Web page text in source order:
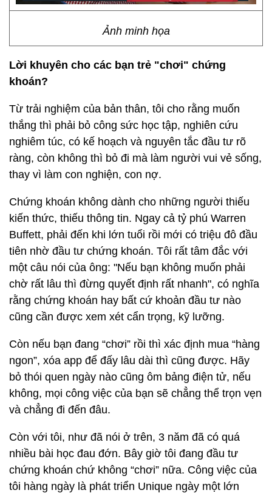
Ảnh minh họa
Lời khuyên cho các bạn trẻ "chơi" chứng
khoán?
Từ trải nghiệm của bản thân, tôi cho rằng muốn
thắng thì phải bỏ công sức học tập, nghiên cứu
nghiêm túc, có kế hoạch và nguyên tắc đầu tư rõ
ràng, còn không thì bỏ đi mà làm người vui vẻ sống,
thay vì làm con nghiện, con nợ.
Chứng khoán không dành cho những người thiếu
kiến thức, thiếu thông tin. Ngay cả tỷ phú Warren
Buffett, phải đến khi lớn tuổi rồi mới có triệu đô đầu
tiên nhờ đầu tư chứng khoán. Tôi rất tâm đắc với
một câu nói của ông: "Nếu bạn không muốn phải
chờ rất lâu thì đừng quyết định rất nhanh", có nghĩa
rằng chứng khoán hay bất cứ khoản đầu tư nào
cũng cần được xem xét cẩn trọng, kỹ lưỡng.
Còn nếu bạn đang “chơi” rồi thì xác định mua “hàng
ngon”, xóa app để đấy lâu dài thì cũng được. Hãy
bỏ thói quen ngày nào cũng ôm bảng điện tử, nếu
không, mọi công việc của bạn sẽ chẳng thể trọn vẹn
và chẳng đi đến đâu.
Còn với tôi, như đã nói ở trên, 3 năm đã có quá
nhiều bài học đau đớn. Bây giờ tôi đang đầu tư
chứng khoán chứ không “chơi” nữa. Công việc của
tôi hàng ngày là phát triển Unique ngày một lớn